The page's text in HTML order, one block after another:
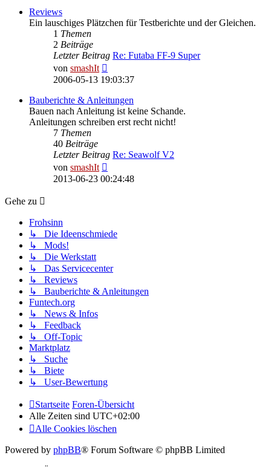
Reviews
Ein lauschiges Plätzchen für Testberichte und der Gleichen.
1 Themen
2 Beiträge
Letzter Beitrag Re: Futaba FF-9 Super
von smashIt
Beitrag
2006-05-13 19:03:37
Bauberichte & Anleitungen
Bauen nach Anleitung ist keine Schande.
Anleitungen schreiben erst recht nicht!
7 Themen
40 Beiträge
Letzter Beitrag Re: Seawolf V2
von smashIt
Beitrag
2013-06-23 00:24:48
Gehe zu
Frohsinn
↳ Die Ideenschmiede
↳ Mods!
↳ Die Werkstatt
↳ Das Servicecenter
↳ Reviews
↳ Bauberichte & Anleitungen
Funtech.org
↳ News & Infos
↳ Feedback
↳ Off-Topic
Marktplatz
↳ Suche
↳ Biete
↳ User-Bewertung
Startseite Foren-Übersicht
Alle Zeiten sind UTC+02:00
Alle Cookies löschen
Powered by phpBB® Forum Software © phpBB Limited